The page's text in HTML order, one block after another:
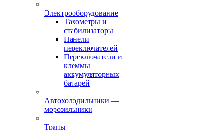
Электрооборудование
Тахометры и
стабилизаторы
Панели
переключателей
Переключатели и
клеммы
аккумуляторных
батарей
Автохолодильники —
морозильники
Трапы